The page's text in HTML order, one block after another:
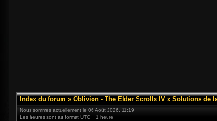
Index du forum » Oblivion - The Elder Scrolls IV » Solutions de
Nous sommes actuellement le 06 Août 2026, 11:19
Les heures sont au format UTC + 1 heure